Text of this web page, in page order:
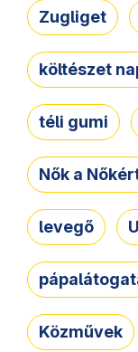
Zugliget
költészet
téli gumi
Nők a
levegő
Közművek